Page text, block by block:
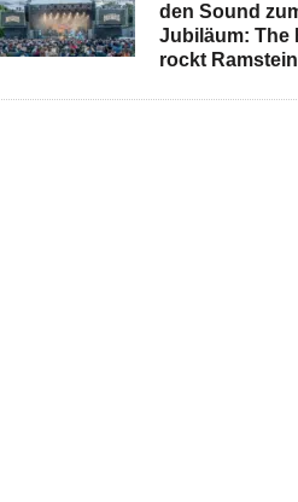
den Sound
Jubiläum: The
rockt Ramstein